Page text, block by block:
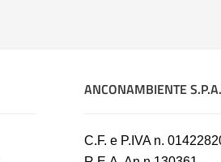
ANCONAMBIENTE S.P.A.
C.F. e P.IVA n.